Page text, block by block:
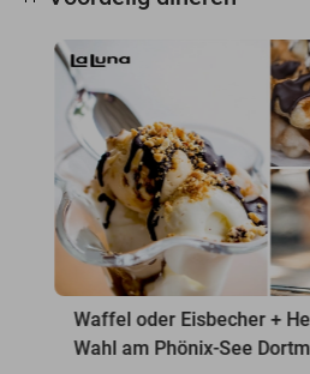
Waffel oder Eisbecher +
Wahl am Phönix-See